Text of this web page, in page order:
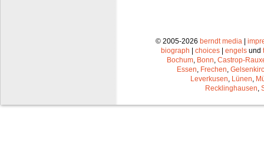
© 2005-2026 berndt media|
biograph
choices engels und
Bochum, Bonn, Castrop-
Essen, Frechen,
Leverkusen, Lünen,
Recklinghausen,